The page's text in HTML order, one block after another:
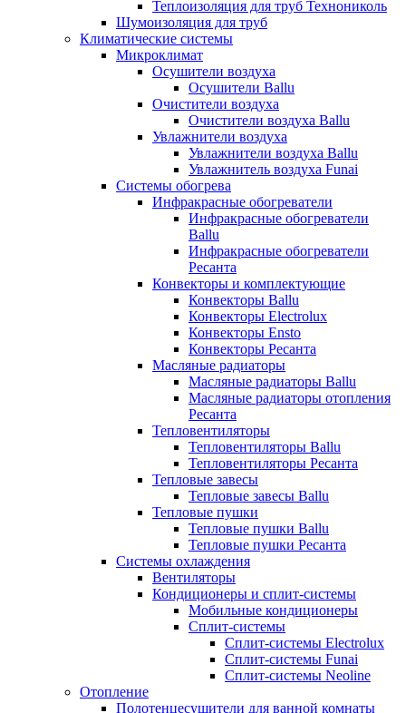
Теплоизоляция для труб Технониколь
Шумоизоляция для труб
Климатические системы
Микроклимат
Осушители воздуха
Осушители Ballu
Очистители воздуха
Очистители воздуха Ballu
Увлажнители воздуха
Увлажнители воздуха Ballu
Увлажнитель воздуха Funai
Системы обогрева
Инфракрасные обогреватели
Инфракрасные обогреватели
Ballu
Инфракрасные обогреватели
Ресанта
Конвекторы и комплектующие
Конвекторы Ballu
Конвекторы Electrolux
Конвекторы Ensto
Конвекторы Ресанта
Масляные радиаторы
Масляные радиаторы Ballu
Масляные радиаторы отопления
Ресанта
Тепловентиляторы
Тепловентиляторы Ballu
Тепловентиляторы Ресанта
Тепловые завесы
Тепловые завесы Ballu
Тепловые пушки
Тепловые пушки Ballu
Тепловые пушки Ресанта
Системы охлаждения
Вентиляторы
Кондиционеры и сплит-системы
Мобильные кондиционеры
Сплит-системы
Сплит-системы Electrolux
Сплит-системы Funai
Сплит-системы Neoline
Отопление
Полотенцесушители для ванной комнаты